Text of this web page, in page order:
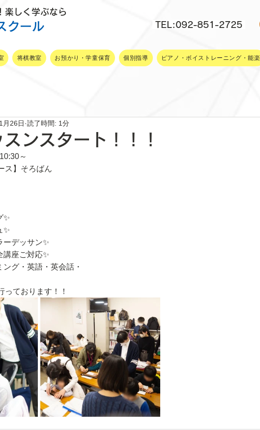
楽しく学ぶなら
クール TEL:092-851-2725
将棋教室 お預かり・学童保育 個別指導 ピアノ・ボイストレーニング・能楽
ンスタート！！！
月26日 読了時間: 1分
～
】そろばん
✨
✨
ーデッサン✨
講座ご対応✨
グ・英語・英会話・
っております！！